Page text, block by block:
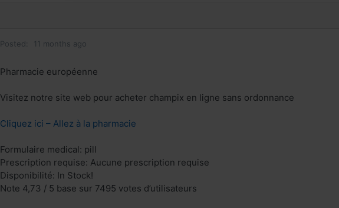
Posted: 11 months ago
Pharmacie européenne
Visitez notre site web pour acheter champix en ligne sans ordonnance
Cliquez ici – Allez à la pharmacie
Formulaire medical: pill
Prescription requise: Aucune prescription requise
Disponibilité: In Stock!
Note 4,73 / 5 base sur 7495 votes d’utilisateurs